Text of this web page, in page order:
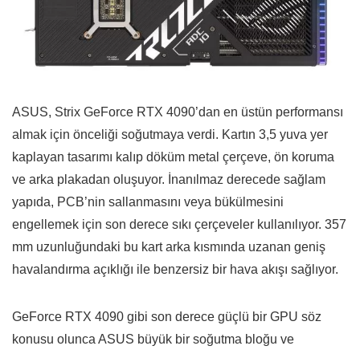
ASUS, Strix GeForce RTX 4090’dan en üstün performansı
almak için önceliği soğutmaya verdi. Kartın 3,5 yuva yer
kaplayan tasarımı kalıp döküm metal çerçeve, ön koruma
ve arka plakadan oluşuyor. İnanılmaz derecede sağlam
yapıda, PCB’nin sallanmasını veya bükülmesini
engellemek için son derece sıkı çerçeveler kullanılıyor. 357
mm uzunluğundaki bu kart arka kısmında uzanan geniş
havalandırma açıklığı ile benzersiz bir hava akışı sağlıyor.
GeForce RTX 4090 gibi son derece güçlü bir GPU söz
konusu olunca ASUS büyük bir soğutma bloğu ve